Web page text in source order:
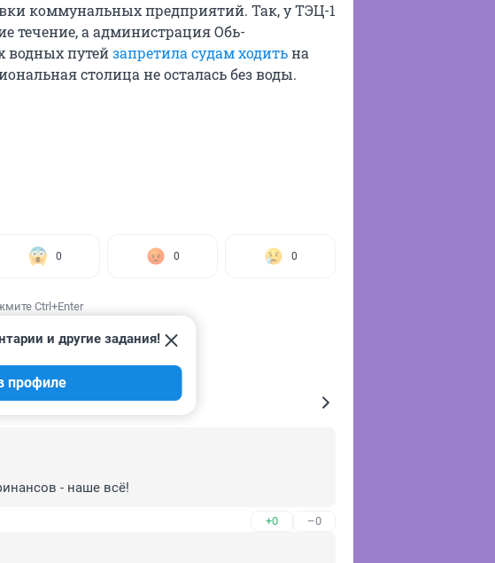
коммунальных предприятий. Так, у ТЭЦ-1
течение, а администрация Обь-
водных путейзапретила судам ходитьна
столица не осталась без воды.
0 0 0
Ctrl+Enter
и другие задания!
профиле
- наше всё!
+0 –0